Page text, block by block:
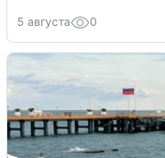
5 августа 0